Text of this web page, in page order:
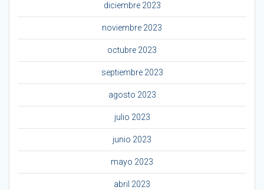
diciembre 2023
noviembre 2023
octubre 2023
septiembre 2023
agosto 2023
julio 2023
junio 2023
mayo 2023
abril 2023